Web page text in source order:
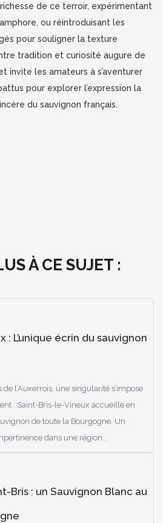
de ce terroir, expérimentant
ou réintroduisant les
pour souligner la texture
tradition et curiosité augure de
invite les amateurs à s’aventurer
pour explorer l’expression la
du sauvignon français.
À CE SUJET :
: L’unique écrin du sauvignon
l’Auxerrois, une singularité s’impose
: Saint-Bris-le-Vineux accueille en
de toute la Bourgogne. Un
dans une région...
Bris : un Sauvignon Blanc au